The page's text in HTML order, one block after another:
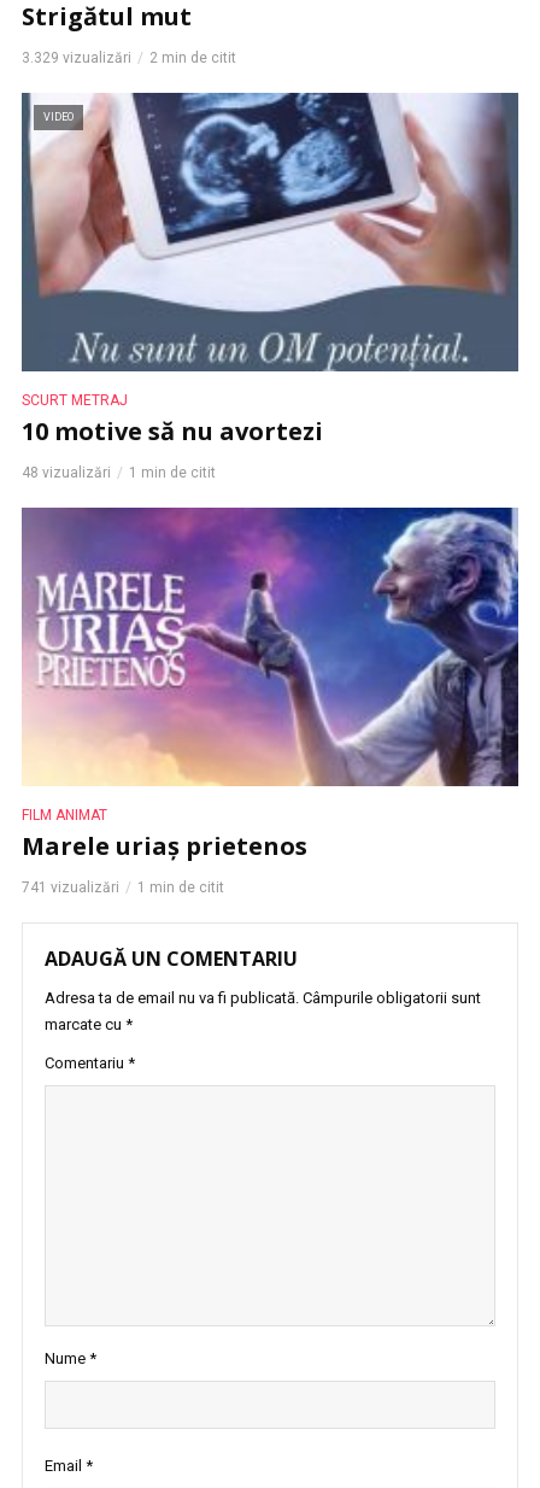
Strigătul mut
3.329 vizualizări 2 min de citit
VIDEO
SCURT METRAJ
10 motive să nu avortezi
48 vizualizări 1 min de citit
FILM ANIMAT
Marele uriaș prietenos
741 vizualizări 1 min de citit
ADAUGĂ UN COMENTARIU
Adresa ta de email nu va fi publicată. Câmpurile obligatorii sunt
marcate cu *
Comentariu *
Nume *
Email *